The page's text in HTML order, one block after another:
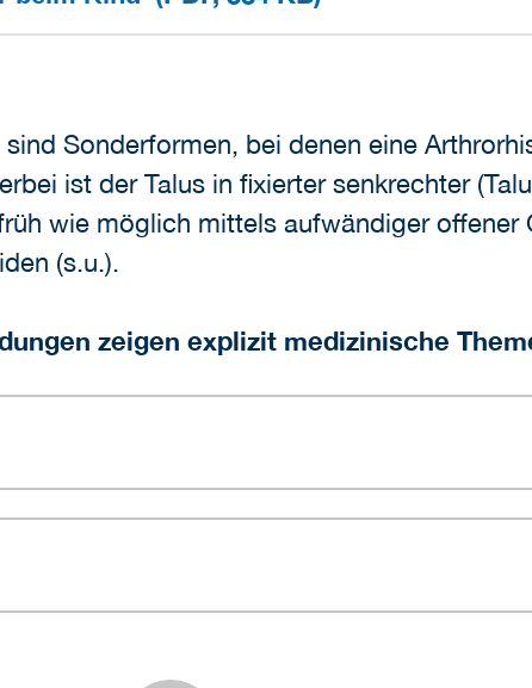
Sonderformen, bei denen eine
ist der Talus in fixierter senkrechter
wie möglich mittels aufwändiger offener
(s.u.).
zeigen explizit medizinische